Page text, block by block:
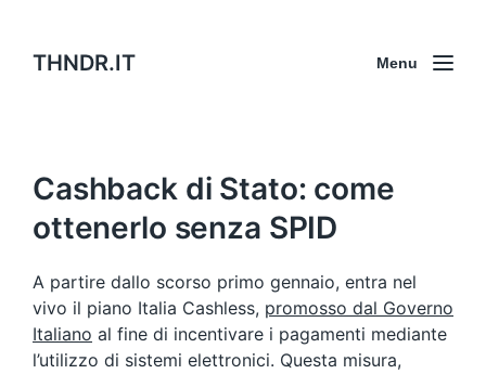
THNDR.IT Menu
Cashback di Stato: come
ottenerlo senza SPID
A partire dallo scorso primo gennaio, entra nel
vivo il piano Italia Cashless, promosso dal Governo
Italiano al fine di incentivare i pagamenti mediante
l’utilizzo di sistemi elettronici. Questa misura,